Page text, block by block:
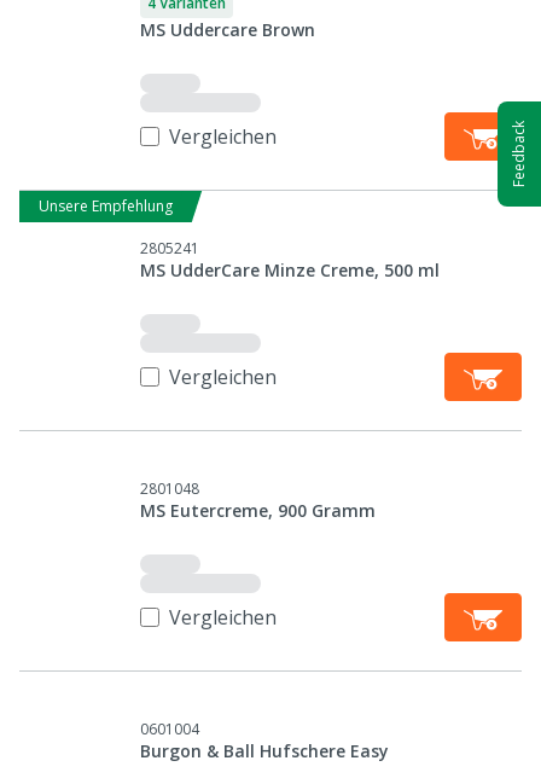
MS Uddercare Brown
Vergleichen
Unsere Empfehlung
2805241
MS UdderCare Minze Creme, 500 ml
Vergleichen
2801048
MS Eutercreme, 900 Gramm
Vergleichen
0601004
Burgon & Ball Hufschere Easy
Feedback